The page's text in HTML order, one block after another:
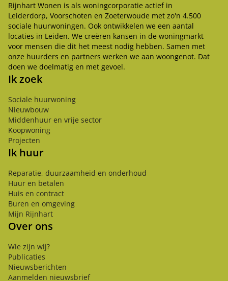
Rijnhart Wonen is als woningcorporatie actief in
Leiderdorp, Voorschoten en Zoeterwoude met zo'n 4.500
sociale huurwoningen. Ook ontwikkelen we een aantal
locaties in Leiden. We creëren kansen in de woningmarkt
voor mensen die dit het meest nodig hebben. Samen met
onze huurders en partners werken we aan woongenot. Dat
doen we doelmatig en met gevoel.
Ik zoek
Sociale huurwoning
Nieuwbouw
Middenhuur en vrije sector
Koopwoning
Projecten
Ik huur
Reparatie, duurzaamheid en onderhoud
Huur en betalen
Huis en contract
Buren en omgeving
Mijn Rijnhart
Over ons
Wie zijn wij?
Publicaties
Nieuwsberichten
Aanmelden nieuwsbrief